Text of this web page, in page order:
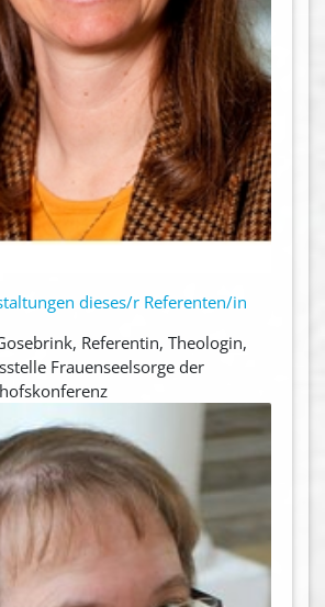
dieses/r Referenten/in
Referentin, Theologin,
Frauenseelsorge der